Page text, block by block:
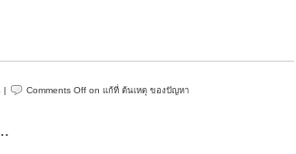
| Comments Off on แก้ที่ ต้นเหตุ ของปัญหา